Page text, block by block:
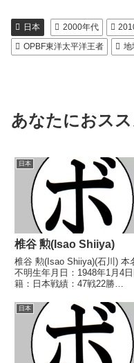
日本 2000年代
OPBF東洋太平洋王者
地
あなたにおス
日本
椎谷 勲(Isao Shiiya)
椎谷 勲(Isao Shiiya)(石川) 本
不明生年月日：1948年1月4
籍：日本戦績：47戦22勝
ル】なし 【戦歴】1966/04/
△4R判定 (採点不明) 渡辺 敏
(三鷹) 1966...
日本